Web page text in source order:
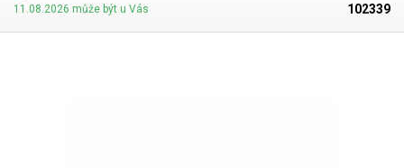
11.08.2026 může být u Vás
102339